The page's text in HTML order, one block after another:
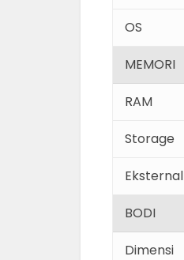
OS
MEMORI
RAM
Storage
Eksternal
BODI
Dimensi